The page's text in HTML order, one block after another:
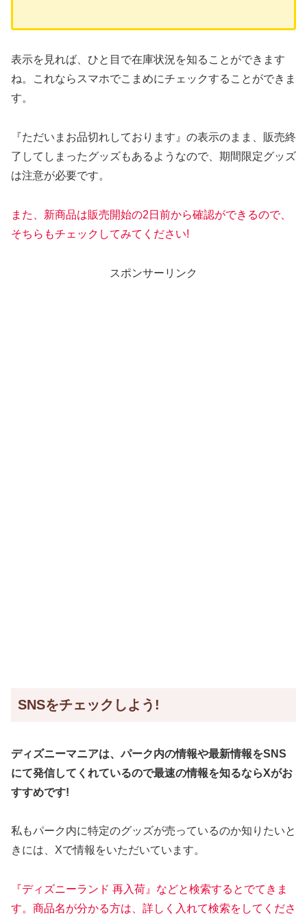
表示を見れば、ひと目で在庫状況を知ることができます
ね。これならスマホでこまめにチェックすることができま
す。
『ただいまお品切れしております』の表示のまま、販売終
了してしまったグッズもあるようなので、期間限定グッズ
は注意が必要です。
また、新商品は販売開始の2日前から確認ができるので、
そちらもチェックしてみてください!
スポンサーリンク
SNSをチェックしよう!
ディズニーマニアは、パーク内の情報や最新情報をSNS
にて発信してくれているので最速の情報を知るならXがお
すすめです!
私もパーク内に特定のグッズが売っているのか知りたいと
きには、Xで情報をいただいています。
『ディズニーランド 再入荷』などと検索するとでてきま
す。商品名が分かる方は、詳しく入れて検索をしてくださ